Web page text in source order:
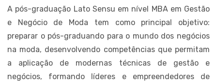
A pós-graduação Lato Sensu em nível MBA em Gestão
e Negócio de Moda tem como principal objetivo:
preparar o pós-graduando para o mundo dos negócios
na moda, desenvolvendo competências que permitam
a aplicação de modernas técnicas de gestão e
negócios, formando líderes e empreendedores de